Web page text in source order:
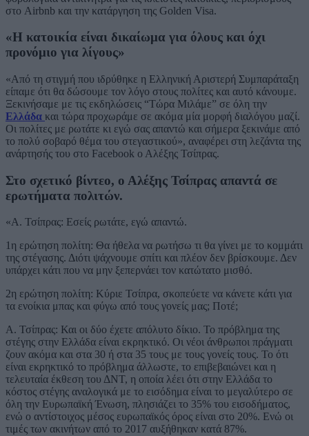
στο Airbnb και την κατάργηση της Golden Visa.
«Η κατοικία είναι δικαίωμα για όλους και όχι
προνόμιο για λίγους»
«Από τη στιγμή που ιδρύθηκε η Ελληνική Αριστερή Συμπαράταξη
είπαμε ότι θα δώσουμε τον λόγο στους πολίτες και αυτό κάνουμε.
Ξεκινήσαμε με τις εκδηλώσεις “Τώρα Μιλάμε” σε όλη την
Ελλάδα και τώρα προχωράμε σε ακόμα μία μορφή διαλόγου μαζί.
Οι πολίτες με ρωτάτε κι εγώ σας απαντώ και σήμερα ξεκινάμε από
το πολύ σοβαρό θέμα του στεγαστικού», αναφέρει στη λεζάντα της
ανάρτησής του στο Facebook ο Αλέξης Τσίπρας.
Στο σχετικό βίντεο, ο Αλέξης Τσίπρας απαντά σε
ερωτήματα πολιτών.
«Α. Τσίπρας: Εσείς ρωτάτε, εγώ απαντώ.
1η ερώτηση πολίτη: Θα ήθελα να ρωτήσω τι θα γίνει με το κομμάτι
της στέγασης. Διότι ψάχνουμε σπίτι και πλέον δεν βρίσκουμε. Δεν
υπάρχει κάτι που να μην ξεπερνάει τον κατώτατο μισθό.
2η ερώτηση πολίτη: Κύριε Τσίπρα, σκοπεύετε να κάνετε κάτι για
τα ενοίκια μπας και φύγω από τους γονείς μας; Ποτέ;
Α. Τσίπρας: Και οι δύο έχετε απόλυτο δίκιο. Το πρόβλημα της
στέγης στην Ελλάδα είναι εκρηκτικό. Οι νέοι άνθρωποι πράγματι
ζουν ακόμα και στα 30 ή στα 35 τους με τους γονείς τους. Το ότι
είναι εκρηκτικό το πρόβλημα άλλωστε, το επιβεβαιώνει και η
τελευταία έκθεση του ΔΝΤ, η οποία λέει ότι στην Ελλάδα το
κόστος στέγης αναλογικά με το εισόδημα είναι το μεγαλύτερο σε
όλη την Ευρωπαϊκή Ένωση, πλησιάζει το 35% του εισοδήματος,
ενώ ο αντίστοιχος μέσος ευρωπαϊκός όρος είναι στο 20%. Ενώ οι
τιμές των ακινήτων από το 2017 αυξήθηκαν κατά 87%.